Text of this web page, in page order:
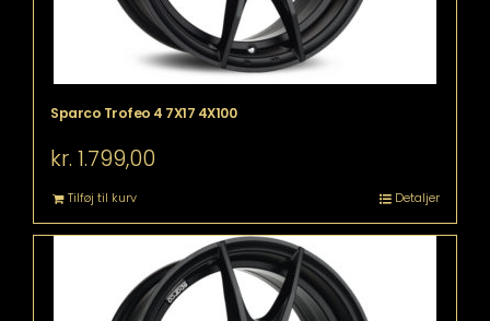
Sparco Trofeo 4 7X17 4X100
kr. 1.799,00
Tilføj til kurv Detaljer